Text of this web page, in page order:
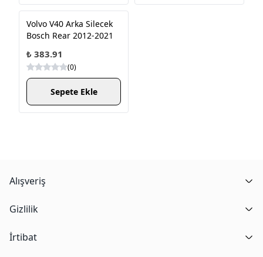
Volvo V40 Arka Silecek
Bosch Rear 2012-2021
₺ 383.91
(0)
Sepete Ekle
Alışveriş
Gizlilik
İrtibat